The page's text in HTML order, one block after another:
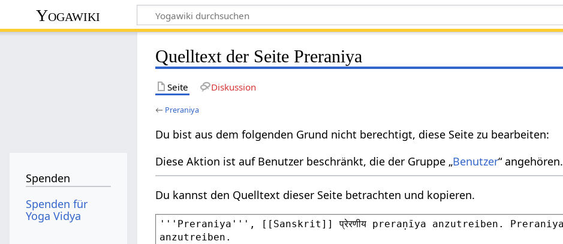
Yogawiki
Quelltext der Seite Preraniya
Seite Diskussion
← Preraniya
Du bist aus dem folgenden Grund nicht berechtigt, diese Seite zu bearbeiten:
Diese Aktion ist auf Benutzer beschränkt, die der Gruppe „Benutzer“ angehören.
Du kannst den Quelltext dieser Seite betrachten und kopieren.
Spenden
Spenden für
Yoga Vidya